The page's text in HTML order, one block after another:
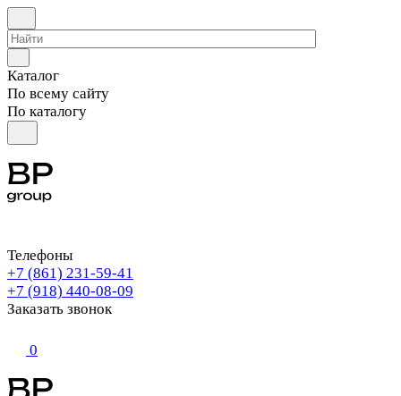
Каталог
По всему сайту
По каталогу
Телефоны
+7 (861) 231-59-41
+7 (918) 440-08-09
Заказать звонок
0